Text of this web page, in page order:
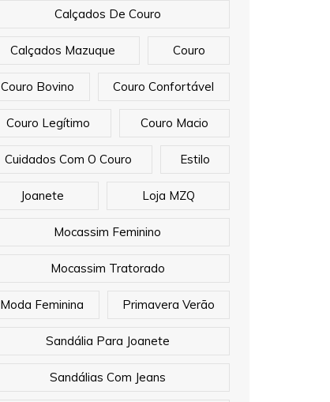
Calçados De Couro
Calçados Mazuque Couro
Couro Bovino Couro Confortável
Couro Legítimo Couro Macio
Cuidados Com O Couro Estilo
Joanete Loja MZQ
Mocassim Feminino
Mocassim Tratorado
Moda Feminina Primavera Verão
Sandália Para Joanete
Sandálias Com Jeans